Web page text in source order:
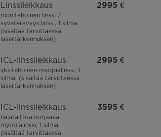
Linssileikkaus
monitehoinen linssi /
syväterävyys linssi, 1 silmä,
(sisältää tarvittaessa
lasertarkennuksen)
2995 €
ICL-linssileikkaus
yksitehoinen myopialinssi, 1
silmä, (sisältää tarvittaessa
lasertarkennuksen)
2995 €
ICL-linssileikkaus
hajataittoa korjaava
myopialinssi, 1 silmä,
(sisältää tarvittaessa
3595 €